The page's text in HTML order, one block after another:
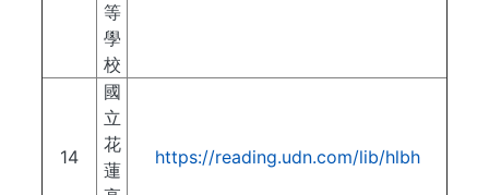
等
學
校
14
國
立
花
蓮
https://reading.udn.com/lib/hlbh